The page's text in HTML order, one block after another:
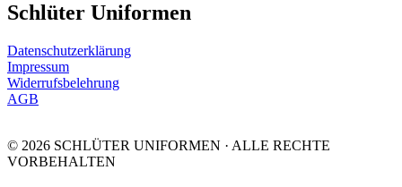
Schlüter Uniformen
Datenschutzerklärung
Impressum
Widerrufsbelehrung
AGB
© 2026 SCHLÜTER UNIFORMEN · ALLE RECHTE
VORBEHALTEN